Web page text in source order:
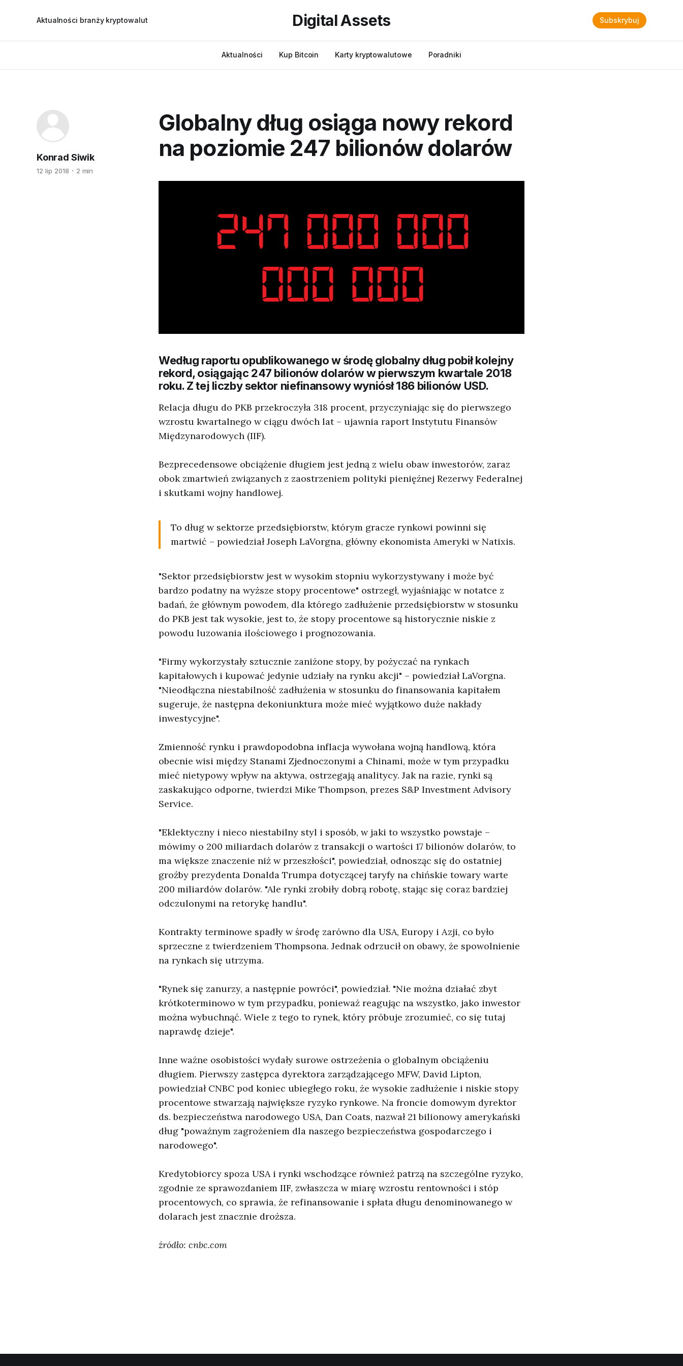
Aktualności branży kryptowalut Digital Assets
Aktualności Kup Bitcoin Karty kryptowalutowe Poradniki
Subskrybuj
Globalny dług osiąga nowy rekord
na poziomie 247 bilionów dolarów
Konrad Siwik
12 lip 2018 2 min
Według raportu opublikowanego w środę globalny dług pobił kolejny
rekord, osiągając 247 bilionów dolarów w pierwszym kwartale 2018
roku. Z tej liczby sektor niefinansowy wyniósł 186 bilionów USD.
Relacja długu do PKB przekroczyła 318 procent, przyczyniając się do pierwszego
wzrostu kwartalnego w ciągu dwóch lat – ujawnia raport Instytutu Finansów
Międzynarodowych (IIF).
Bezprecedensowe obciążenie długiem jest jedną z wielu obaw inwestorów, zaraz
obok zmartwień związanych z zaostrzeniem polityki pieniężnej Rezerwy Federalnej
i skutkami wojny handlowej.
To dług w sektorze przedsiębiorstw, którym gracze rynkowi powinni się
martwić – powiedział Joseph LaVorgna, główny ekonomista Ameryki w Natixis.
"Sektor przedsiębiorstw jest w wysokim stopniu wykorzystywany i może być
bardzo podatny na wyższe stopy procentowe" ostrzegł, wyjaśniając w notatce z
badań, że głównym powodem, dla którego zadłużenie przedsiębiorstw w stosunku
do PKB jest tak wysokie, jest to, że stopy procentowe są historycznie niskie z
powodu luzowania ilościowego i prognozowania.
"Firmy wykorzystały sztucznie zaniżone stopy, by pożyczać na rynkach
kapitałowych i kupować jedynie udziały na rynku akcji" – powiedział LaVorgna.
"Nieodłączna niestabilność zadłużenia w stosunku do finansowania kapitałem
sugeruje, że następna dekoniunktura może mieć wyjątkowo duże nakłady
inwestycyjne".
Zmienność rynku i prawdopodobna inflacja wywołana wojną handlową, która
obecnie wisi między Stanami Zjednoczonymi a Chinami, może w tym przypadku
mieć nietypowy wpływ na aktywa, ostrzegają analitycy. Jak na razie, rynki są
zaskakująco odporne, twierdzi Mike Thompson, prezes S&P Investment Advisory
Service.
"Eklektyczny i nieco niestabilny styl i sposób, w jaki to wszystko powstaje –
mówimy o 200 miliardach dolarów z transakcji o wartości 17 bilionów dolarów, to
ma większe znaczenie niż w przeszłości", powiedział, odnosząc się do ostatniej
groźby prezydenta Donalda Trumpa dotyczącej taryfy na chińskie towary warte
200 miliardów dolarów. "Ale rynki zrobiły dobrą robotę, stając się coraz bardziej
odczulonymi na retorykę handlu".
Kontrakty terminowe spadły w środę zarówno dla USA, Europy i Azji, co było
sprzeczne z twierdzeniem Thompsona. Jednak odrzucił on obawy, że spowolnienie
na rynkach się utrzyma.
"Rynek się zanurzy, a następnie powróci", powiedział. "Nie można działać zbyt
krótkoterminowo w tym przypadku, ponieważ reagując na wszystko, jako inwestor
można wybuchnąć. Wiele z tego to rynek, który próbuje zrozumieć, co się tutaj
naprawdę dzieje".
Inne ważne osobistości wydały surowe ostrzeżenia o globalnym obciążeniu
długiem. Pierwszy zastępca dyrektora zarządzającego MFW, David Lipton,
powiedział CNBC pod koniec ubiegłego roku, że wysokie zadłużenie i niskie stopy
procentowe stwarzają największe ryzyko rynkowe. Na froncie domowym dyrektor
ds. bezpieczeństwa narodowego USA, Dan Coats, nazwał 21 bilionowy amerykański
dług "poważnym zagrożeniem dla naszego bezpieczeństwa gospodarczego i
narodowego".
Kredytobiorcy spoza USA i rynki wschodzące również patrzą na szczególne ryzyko,
zgodnie ze sprawozdaniem IIF, zwłaszcza w miarę wzrostu rentowności i stóp
procentowych, co sprawia, że refinansowanie i spłata długu denominowanego w
dolarach jest znacznie droższa.
źródło: cnbc.com